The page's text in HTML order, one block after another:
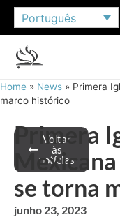
Português
Home » News » Primera
marco histórico
Voltar
às
notícias
Primera
se torna
junho 23, 2023